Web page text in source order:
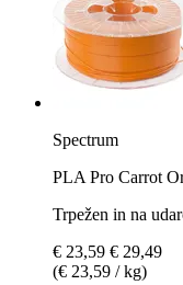
Spectrum
PLA Pro Carrot
Trpežen in na
€ 23,59 € 29,49
(€ 23,59 / kg)